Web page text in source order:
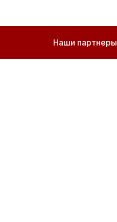
Наши партнеры